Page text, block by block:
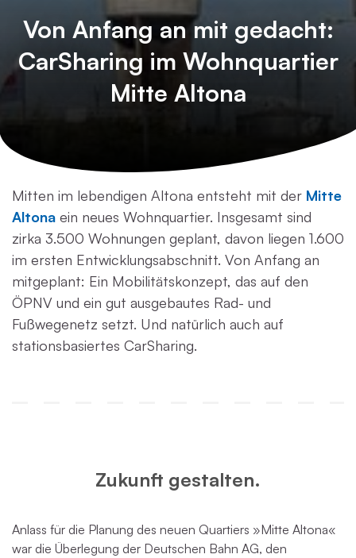
Von Anfang an mit gedacht:
CarSharing im Wohnquartier
Mitte Altona
Mitten im lebendigen Altona entsteht mit der Mitte
Altona ein neues Wohnquartier. Insgesamt sind
zirka 3.500 Wohnungen geplant, davon liegen 1.600
im ersten Entwicklungsabschnitt. Von Anfang an
mitgeplant: Ein Mobilitätskonzept, das auf den
ÖPNV und ein gut ausgebautes Rad- und
Fußwegenetz setzt. Und natürlich auch auf
stationsbasiertes CarSharing.
Zukunft gestalten.
Anlass für die Planung des neuen Quartiers »Mitte Altona«
war die Überlegung der Deutschen Bahn AG, den